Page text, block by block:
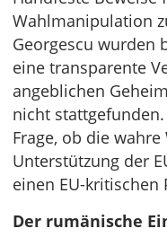
Wahlmanipulation
Georgescu wurden
eine transparente
angeblichen
nicht
Frage, ob die
Unterstützung der
einen EU-kritischen
Der rumänische